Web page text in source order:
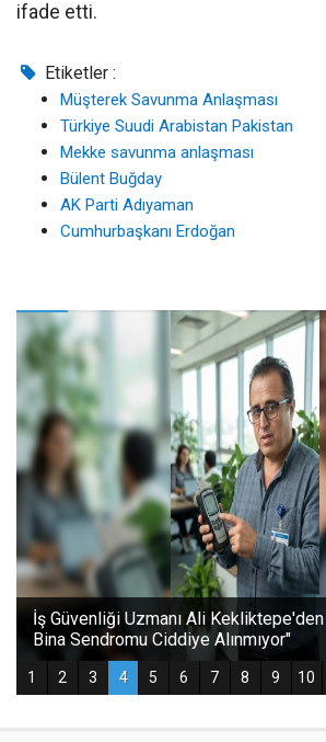
ifade etti.
Etiketler :
Müşterek Savunma Anlaşması
Türkiye Suudi Arabistan Pakistan
Mekke savunma anlaşması
Bülent Buğday
AK Parti Adıyaman
Cumhurbaşkanı Erdoğan